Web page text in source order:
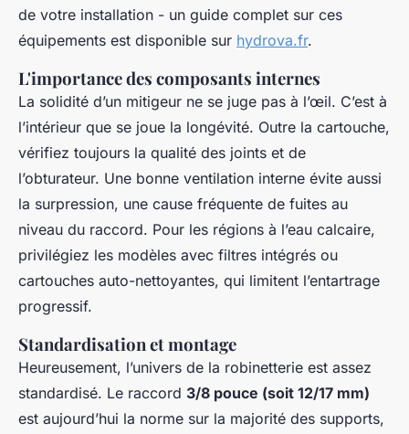
de votre installation - un guide complet sur ces
équipements est disponible sur hydrova.fr.
L'importance des composants internes
La solidité d’un mitigeur ne se juge pas à l’œil. C’est à
l’intérieur que se joue la longévité. Outre la cartouche,
vérifiez toujours la qualité des joints et de
l’obturateur. Une bonne ventilation interne évite aussi
la surpression, une cause fréquente de fuites au
niveau du raccord. Pour les régions à l’eau calcaire,
privilégiez les modèles avec filtres intégrés ou
cartouches auto-nettoyantes, qui limitent l’entartrage
progressif.
Standardisation et montage
Heureusement, l’univers de la robinetterie est assez
standardisé. Le raccord 3/8 pouce (soit 12/17 mm)
est aujourd’hui la norme sur la majorité des supports,